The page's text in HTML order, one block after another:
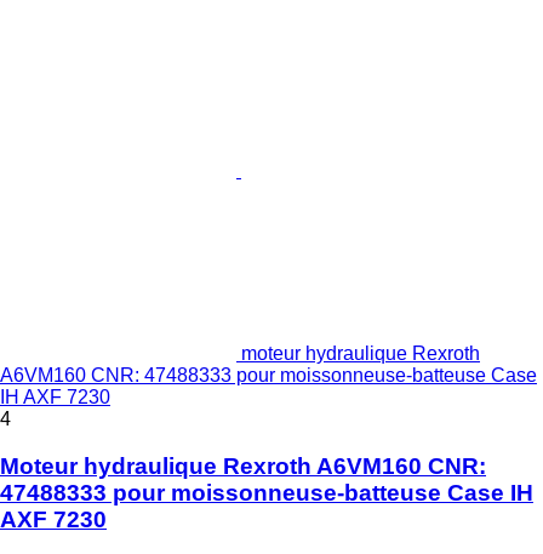
moteur hydraulique Rexroth
A6VM160 CNR: 47488333 pour moissonneuse-batteuse Case
IH AXF 7230
4
Moteur hydraulique Rexroth A6VM160 CNR:
47488333 pour moissonneuse-batteuse Case IH
AXF 7230